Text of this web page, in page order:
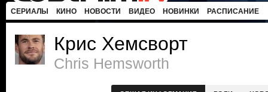
СЕРИАЛЫ КИНО НОВОСТИ ВИДЕО НОВИНКИ РАСПИСАНИЕ
Крис Хемсворт
Chris Hemsworth